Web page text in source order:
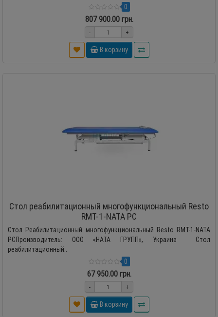
0
807 900.00 грн.
- +
В корзину
Стол реабилитационный многофункциональный Resto
RMT-1-NATA PC
Стол Реабилитационный многофункциональный Resto RMT-1-NATA
PCПроизводитель: ООО «НАТА ГРУПП», Украина Стол
реабилитационный..
0
67 950.00 грн.
- +
В корзину